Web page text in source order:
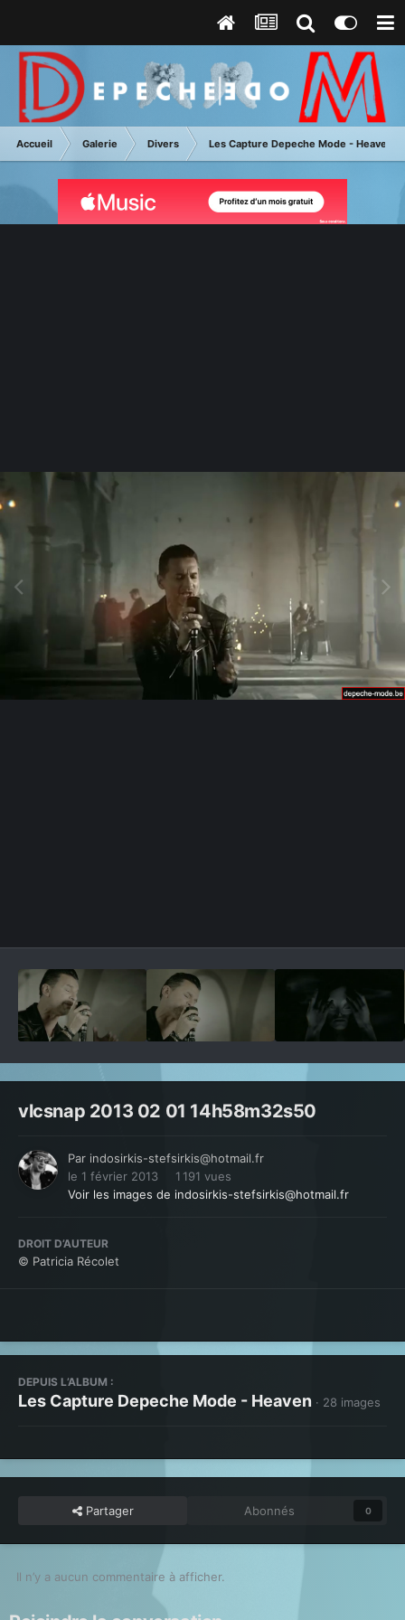
Accueil Galerie Divers Les Capture Depeche Mode - Heaven
vlcsnap 2013 02 01 14h58m32s50
Par indosirkis-stefsirkis@hotmail.fr
le 1 février 2013
1 191 vues
Voir les images de indosirkis-stefsirkis@hotmail.fr
DROIT D’AUTEUR
© Patricia Récolet
DEPUIS L’ALBUM :
Les Capture Depeche Mode - Heaven · 28 images
Partager Abonnés 0
Il n’y a aucun commentaire à afficher.